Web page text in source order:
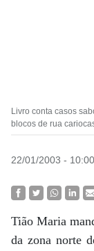
Livro conta casos
blocos de rua
22/01/2003 - 10:00
Tião Maria
da zona norte